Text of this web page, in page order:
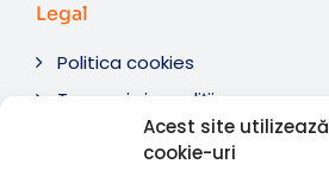
Acest site utilizează
cookie-uri
Legal
Politica cookies
Termeni si condiții
Soluționare litigii